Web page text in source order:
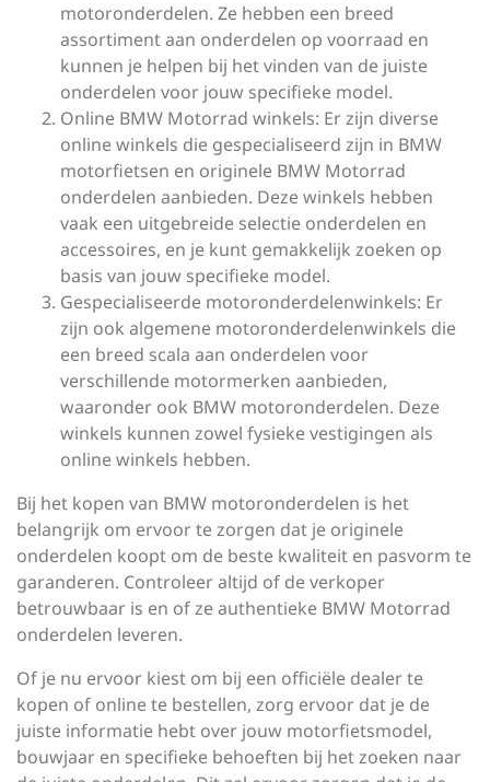
motoronderdelen. Ze hebben een breed
assortiment aan onderdelen op voorraad en
kunnen je helpen bij het vinden van de juiste
onderdelen voor jouw specifieke model.
Online BMW Motorrad winkels: Er zijn diverse
online winkels die gespecialiseerd zijn in BMW
motorfietsen en originele BMW Motorrad
onderdelen aanbieden. Deze winkels hebben
vaak een uitgebreide selectie onderdelen en
accessoires, en je kunt gemakkelijk zoeken op
basis van jouw specifieke model.
Gespecialiseerde motoronderdelenwinkels: Er
zijn ook algemene motoronderdelenwinkels die
een breed scala aan onderdelen voor
verschillende motormerken aanbieden,
waaronder ook BMW motoronderdelen. Deze
winkels kunnen zowel fysieke vestigingen als
online winkels hebben.
Bij het kopen van BMW motoronderdelen is het
belangrijk om ervoor te zorgen dat je originele
onderdelen koopt om de beste kwaliteit en pasvorm te
garanderen. Controleer altijd of de verkoper
betrouwbaar is en of ze authentieke BMW Motorrad
onderdelen leveren.
Of je nu ervoor kiest om bij een officiële dealer te
kopen of online te bestellen, zorg ervoor dat je de
juiste informatie hebt over jouw motorfietsmodel,
bouwjaar en specifieke behoeften bij het zoeken naar